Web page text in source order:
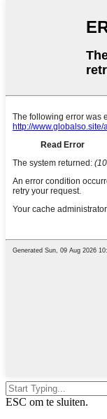
ESC om te sluiten.